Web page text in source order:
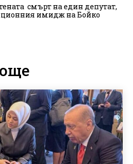
смърт на един депутат,
имидж на Бойко